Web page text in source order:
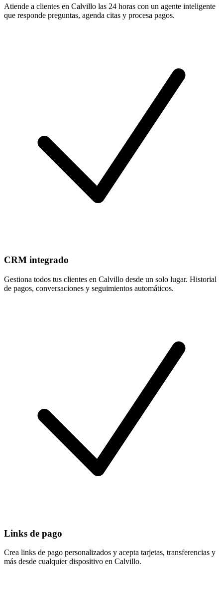
Atiende a clientes en Calvillo las 24 horas con un agente inteligente
que responde preguntas, agenda citas y procesa pagos.
CRM integrado
Gestiona todos tus clientes en Calvillo desde un solo lugar. Historial
de pagos, conversaciones y seguimientos automáticos.
Links de pago
Crea links de pago personalizados y acepta tarjetas, transferencias y
más desde cualquier dispositivo en Calvillo.